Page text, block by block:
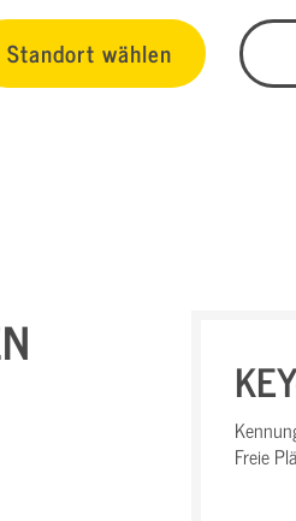
Standort wählen
Freie